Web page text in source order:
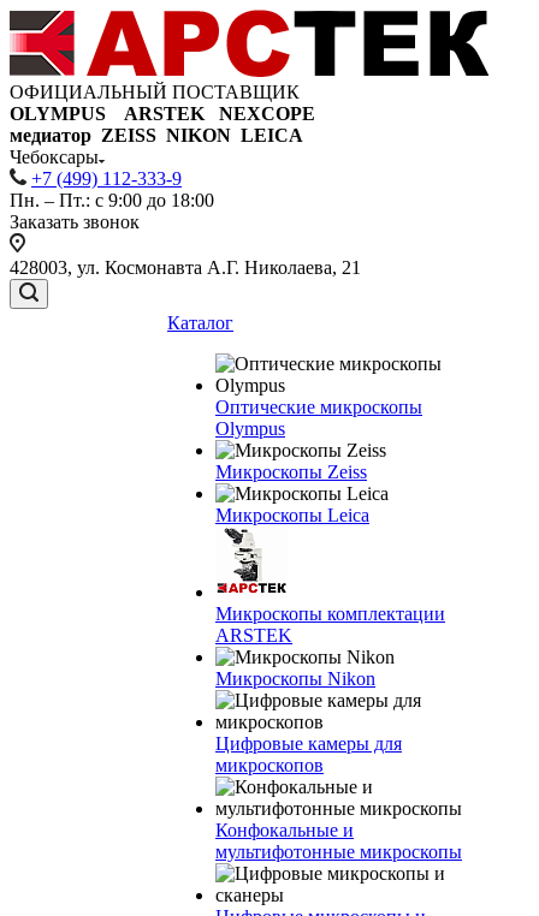
ОФИЦИАЛЬНЫЙ ПОСТАВЩИК
OLYMPUS ARSTEK NEXCOPE
медиатор ZEISS NIKON LEICA
Чебоксары
+7 (499) 112-333-9
Пн. – Пт.: с 9:00 до 18:00
Заказать звонок
428003, ул. Космонавта А.Г. Николаева, 21
Каталог
Оптические микроскопы
Olympus
Микроскопы Zeiss
Микроскопы Leica
Микроскопы комплектации
ARSTEK
Микроскопы Nikon
Цифровые камеры для
микроскопов
Конфокальные и
мультифотонные микроскопы